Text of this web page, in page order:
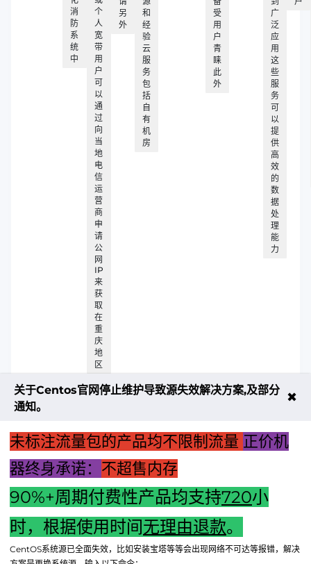
消
防
系
统
中
个
人
宽
带
用
户
可
以
通
过
向
当
地
电
信
运
营
商
申
请
公
网
IP
来
获
取
在
重
庆
地
区
另
外
和
经
验
云
服
务
包
括
自
有
机
房
受
用
户
青
睐
此
外
广
泛
应
用
这
些
服
务
可
以
提
供
高
效
的
数
据
处
理
能
力
上一篇：主机声音断续故障解析与解决方案攻略
下一篇：监控安装：连接主机步骤详解与注意事项
关于Centos官网停止维护导致源失效解决方案,及部分
通知。
✖
未标注流量包的产品均不限制流量 正价机
器终身承诺： 不超售内存
90%+周期付费性产品均支持720小
时，根据使用时间无理由退款。
CentOS系统源已全面失效，比如安装宝塔等等会出现网络不可达等报错，解决